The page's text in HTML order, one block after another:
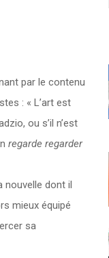
par le contenu
: « L’art est
ou s’il n’est
regarde regarder
nouvelle dont il
mieux équipé
sa